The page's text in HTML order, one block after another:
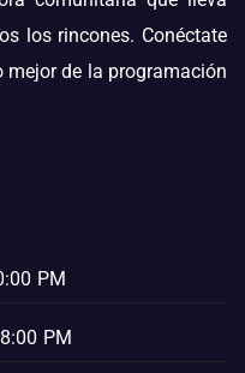
los rincones. Conéctate
de la programación
PM
PM